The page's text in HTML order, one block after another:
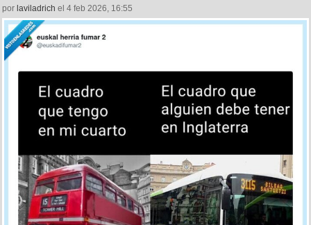
por laviladrich el 4 feb 2026, 16:55